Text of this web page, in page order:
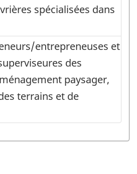
spécialisées dans
entrepreneuses et
des
paysager,
terrains et de